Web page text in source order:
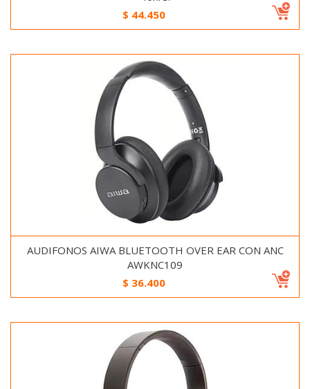
$ 44.450
AUDIFONOS AIWA BLUETOOTH OVER EAR CON ANC
AWKNC109
$ 36.400